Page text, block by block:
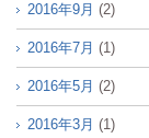
2016年9月 (2)
2016年7月 (1)
2016年5月 (2)
2016年3月 (1)